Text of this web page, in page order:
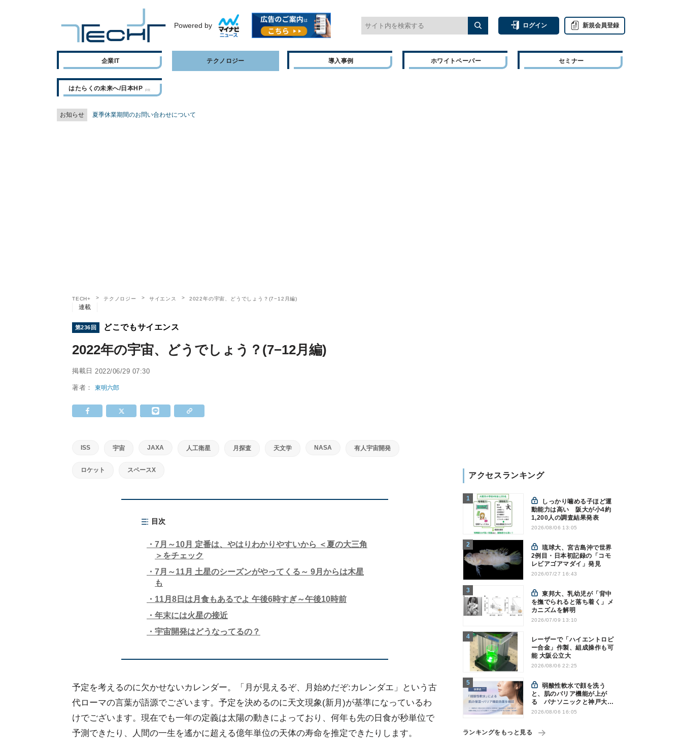
Powered by ログイン 新規会員登録
企業IT テクノロジー 導入事例 ホワイトペーパー セミナー
はたらくの未来へ/日本HP
お知らせ 夏季休業期間のお問い合わせについて
TECH+ テクノロジー サイエンス 2022年の宇宙、どうでしょう？(7−12月編)
連載
第236回 どこでもサイエンス
2022年の宇宙、どうでしょう？(7−12月編)
掲載日 2022/06/29 07:30
著者：東明六郎
ISS 宇宙 JAXA 人工衛星 月探査 天文学 NASA 有人宇宙開発
ロケット スペースX
目次
7月～10月 定番は、やはりわかりやすいから ＜夏の大三角
＞をチェック
7月～11月 土星のシーズンがやってくる～ 9月からは木星
も
11月8日は月食もあるでよ 午後6時すぎ～午後10時前
年末には火星の接近
宇宙開発はどうなってるの？
予定を考えるのに欠かせないカレンダー。「月が見えるぞ、月始めだぞ:カレンダエ」という古
代ローマの言葉が語源でございます。予定を決めるのに天文現象(新月)が基準になっているわ
けでございます。現在でも一年の定義は太陽の動きによっており、何年も先の日食が秒単位で
予測できたり、人間の一生を遙かに超える億年単位の天体の寿命を推定できたりします。
アクセスランキング
動能力は高い 阪大が小4約
1,200人の調査結果発表
2026/08/06 13:05
琉球大、宮古島沖で世界
2例目・日本初記録の「コモ
レビアゴアマダイ」発見
2026/07/27 16:43
東邦大、乳幼児が「背中
を撫でられると落ち着く」メ
カニズムを解明
2026/07/09 13:10
レーザーで「ハイエントロピ
ー合金」作製、組成操作も可
能 大阪公立大
2026/08/06 22:25
弱酸性軟水で顔を洗う
と、肌のバリア機能が上が
る パナソニックと神戸大が
確認
2026/08/06 16:05
ランキングをもっと見る